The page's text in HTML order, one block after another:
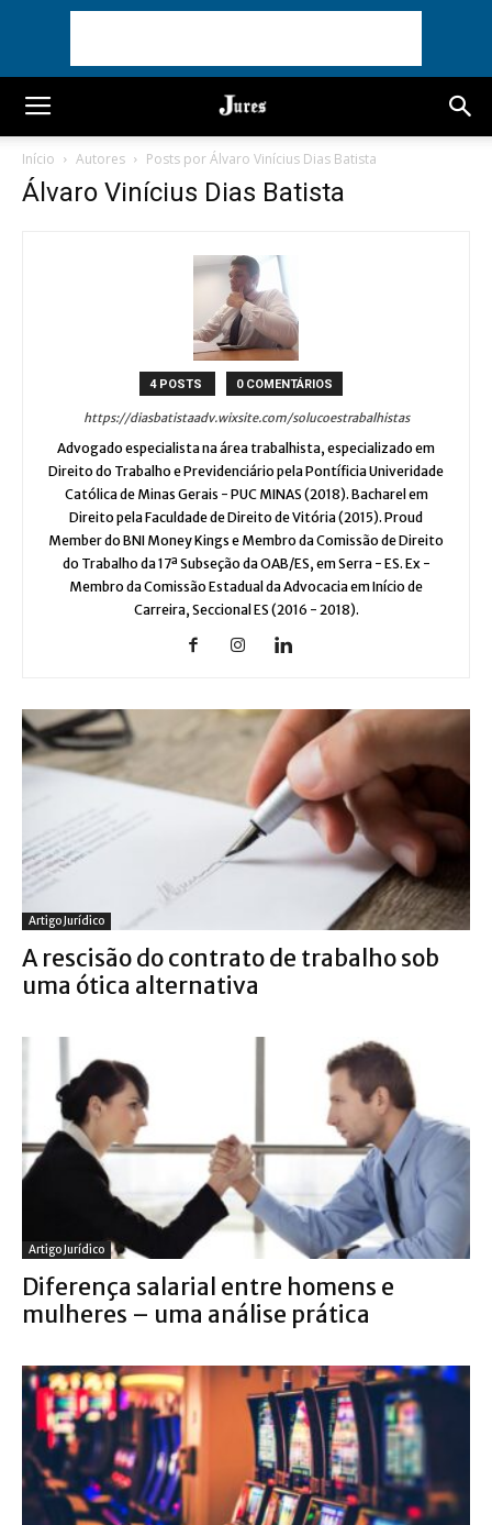
Início Autores Posts por Álvaro Vinícius Dias Batista
Álvaro Vinícius Dias Batista
4 POSTS 0 COMENTÁRIOS
https://diasbatistaadv.wixsite.com/solucoestrabalhistas
Advogado especialista na área trabalhista, especializado em
Direito do Trabalho e Previdenciário pela Pontíficia Univeridade
Católica de Minas Gerais - PUC MINAS (2018). Bacharel em
Direito pela Faculdade de Direito de Vitória (2015). Proud
Member do BNI Money Kings e Membro da Comissão de Direito
do Trabalho da 17ª Subseção da OAB/ES, em Serra - ES. Ex -
Membro da Comissão Estadual da Advocacia em Início de
Carreira, Seccional ES (2016 - 2018).
Artigo Jurídico
A rescisão do contrato de trabalho sob
uma ótica alternativa
Artigo Jurídico
Diferença salarial entre homens e
mulheres – uma análise prática